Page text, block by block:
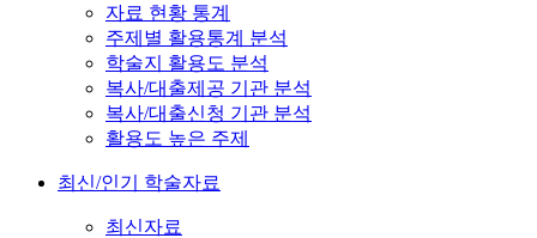
자료 현황 통계
주제별 활용통계 분석
학술지 활용도 분석
복사/대출제공 기관 분석
복사/대출신청 기관 분석
활용도 높은 주제
최신/인기 학술자료
최신자료